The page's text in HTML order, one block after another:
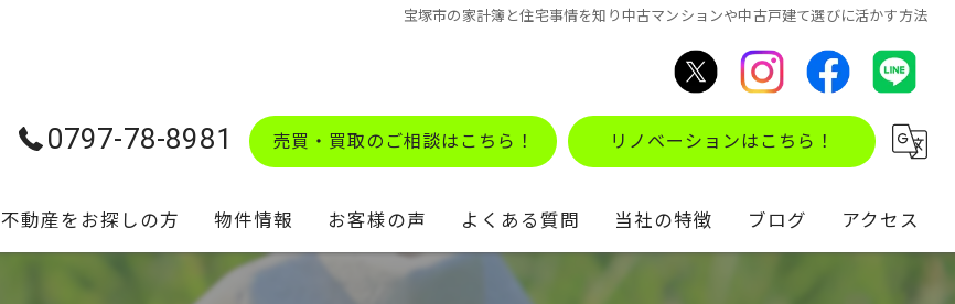
宝塚市の家計簿と住宅事情を知り中古マンションや中古戸建て選びに活かす方法
0797-78-8981 売買・買取のご相談はこちら！ リノベーションはこちら！
不動産をお探しの方 物件情報 お客様の声 よくある質問 当社の特徴 ブログ アクセス